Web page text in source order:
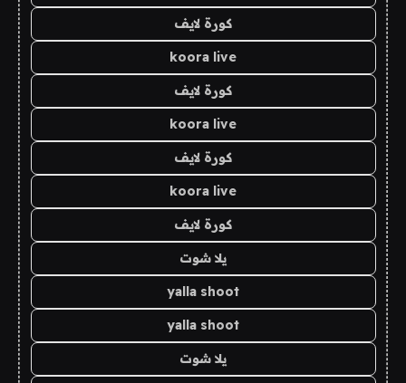
كورة لايف
koora live
كورة لايف
koora live
كورة لايف
koora live
كورة لايف
يلا شوت
yalla shoot
yalla shoot
يلا شوت